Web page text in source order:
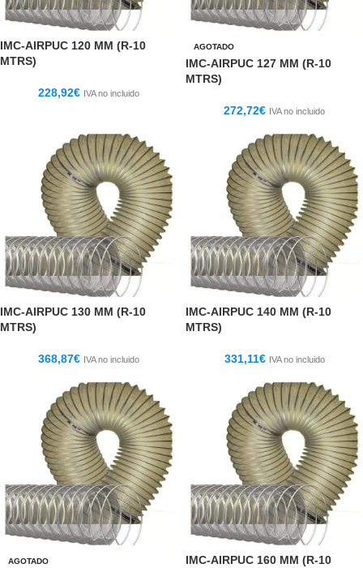
IMC-AIRPUC 120 MM (R-10
MTRS)
228,92€ IVA no incluido
AGOTADO
IMC-AIRPUC 127 MM (R-10
MTRS)
272,72€ IVA no incluido
IMC-AIRPUC 130 MM (R-10
MTRS)
368,87€ IVA no incluido
IMC-AIRPUC 140 MM (R-10
MTRS)
331,11€ IVA no incluido
AGOTADO
IMC-AIRPUC 160 MM (R-10